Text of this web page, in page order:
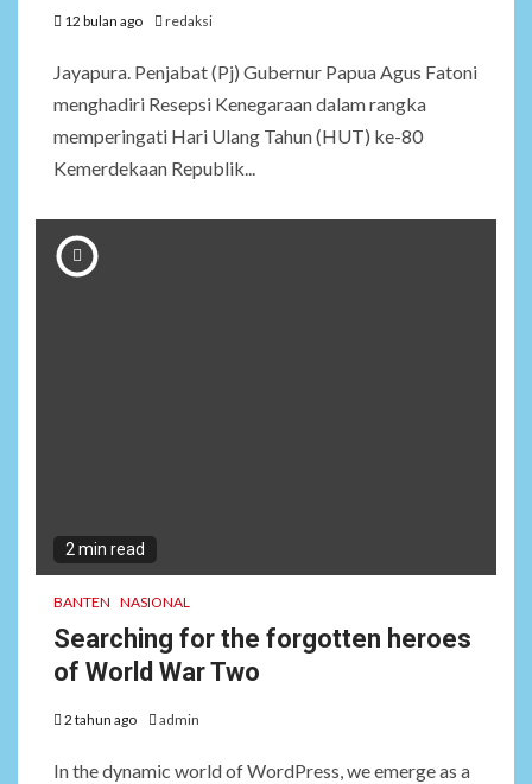
12 bulan ago redaksi
Jayapura. Penjabat (Pj) Gubernur Papua Agus Fatoni
menghadiri Resepsi Kenegaraan dalam rangka
memperingati Hari Ulang Tahun (HUT) ke-80
Kemerdekaan Republik...
2 min read
BANTEN NASIONAL
Searching for the forgotten heroes
of World War Two
2 tahun ago admin
In the dynamic world of WordPress, we emerge as a